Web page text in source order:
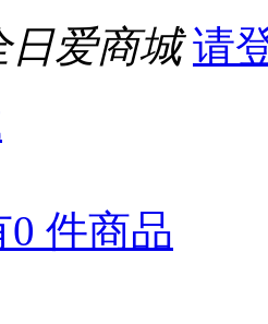
日爱商城 请
0 件商品